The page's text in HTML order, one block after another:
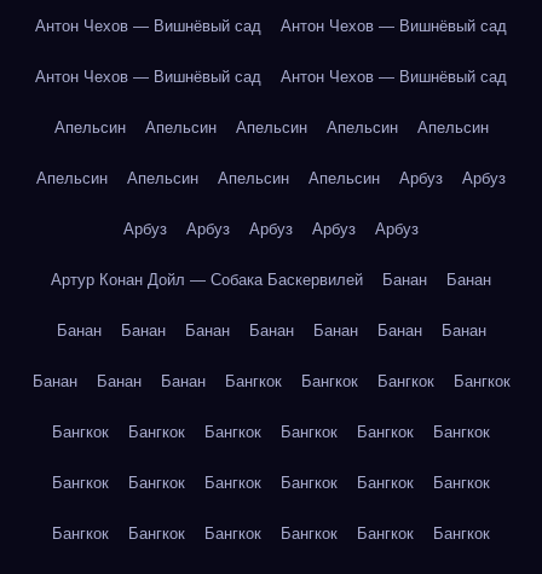
Антон Чехов — Вишнёвый сад Антон Чехов — Вишнёвый сад
Антон Чехов — Вишнёвый сад Антон Чехов — Вишнёвый сад
Апельсин Апельсин Апельсин Апельсин Апельсин
Апельсин Апельсин Апельсин Апельсин Арбуз Арбуз
Арбуз Арбуз Арбуз Арбуз Арбуз
Артур Конан Дойл — Собака Баскервилей Банан Банан
Банан Банан Банан Банан Банан Банан Банан
Банан Банан Банан Бангкок Бангкок Бангкок Бангкок
Бангкок Бангкок Бангкок Бангкок Бангкок Бангкок
Бангкок Бангкок Бангкок Бангкок Бангкок Бангкок
Бангкок Бангкок Бангкок Бангкок Бангкок Бангкок